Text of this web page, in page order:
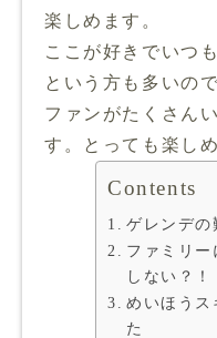
楽しめます。
ここが好きでいつ
という方も多いの
ファンがたくさん
す。とっても楽し
Contents
ゲレンデの
ファミリー
しない？！
めいほうス
た